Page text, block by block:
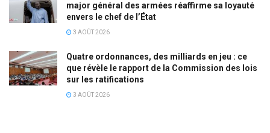
major général des armées réaffirme sa loyauté
envers le chef de l’État
3 AOÛT 2026
Quatre ordonnances, des milliards en jeu : ce
que révèle le rapport de la Commission des lois
sur les ratifications
3 AOÛT 2026